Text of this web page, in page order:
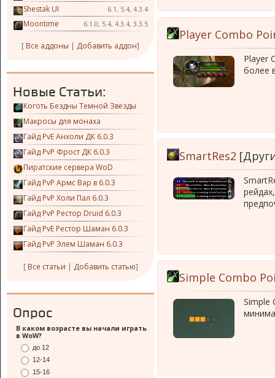
Shestak UI 6.1, 5.4, 4.3.4
Moontime 6.1.0, 5.4, 4.3.4, 3.3.5
[ Все аддоны | Добавить аддон]
Новые Статьи:
Коготь Бездны Темной Звезды
Макросы для монаха
Гайд PvE Анхоли ДК 6.0.3
Гайд PvP Фрост ДК 6.0.3
Пиратские сервера WoD
Гайд PvP Армс Вар в 6.0.3
Гайд PvP Холи Пал 6.0.3
Гайд PvP Рестор Druid 6.0.3
Гайд PvE Рестор Шаман 6.0.3
Гайд PvP Элем Шаман 6.0.3
[ Все статьи | Добавить статью]
Опрос
В каком возрасте вы начали играть
в WoW?
до 12
12-14
15-16
Player Combo
Player
более
SmartRes2
Simple Combo
Simple